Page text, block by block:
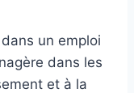
un emploi
dans les
et à la